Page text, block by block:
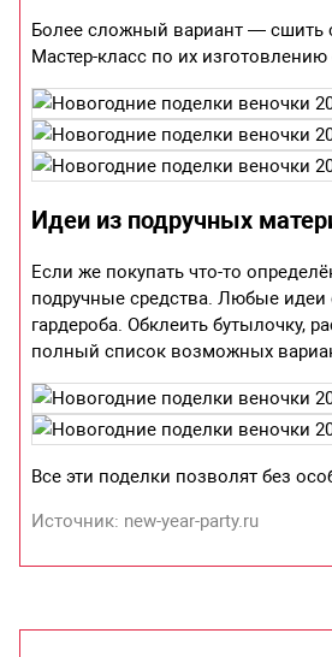
Более сложный вариант — сшить
Мастер-класс по их
Идеи из подручных
Если же покупать что-то
подручные средства. Любые
гардероба. Обклеить бутылочку,
полный список возможных
Все эти поделки позволят без
Источник: new-year-party.ru